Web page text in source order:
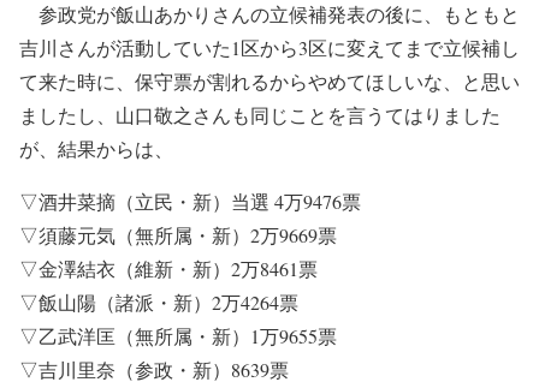
参政党が飯山あかりさんの立候補発表の後に、もともと
吉川さんが活動していた1区から3区に変えてまで立候補し
て来た時に、保守票が割れるからやめてほしいな、と思い
ましたし、山口敬之さんも同じことを言うてはりました
が、結果からは、
▽酒井菜摘（立民・新）当選 4万9476票
▽須藤元気（無所属・新）2万9669票
▽金澤結衣（維新・新）2万8461票
▽飯山陽（諸派・新）2万4264票
▽乙武洋匡（無所属・新）1万9655票
▽吉川里奈（参政・新）8639票